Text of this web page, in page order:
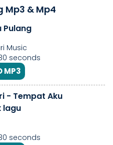
Mp3 & Mp4
Pulang
Music
seconds
MP3
- Tempat Aku
lagu
seconds